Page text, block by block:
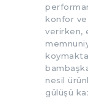
konfor ve
verirken,
nesil
gülüşü